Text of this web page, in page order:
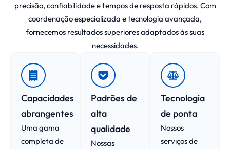
precisão, confiabilidade e tempos de resposta rápidos. Com
coordenação especializada e tecnologia avançada,
fornecemos resultados superiores adaptados às suas
necessidades.
Capacidades
abrangentes
Uma gama
completa de
Padrões de
alta
qualidade
Nossas
Tecnologia
de ponta
Nossos
serviços de